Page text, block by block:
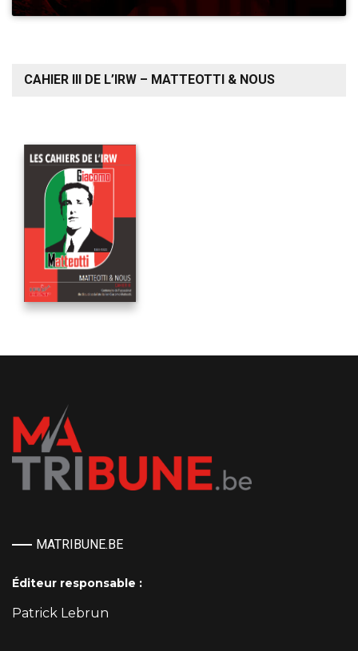
CAHIER III DE L’IRW – MATTEOTTI & NOUS
MATRIBUNE.BE
Éditeur responsable :
Patrick Lebrun